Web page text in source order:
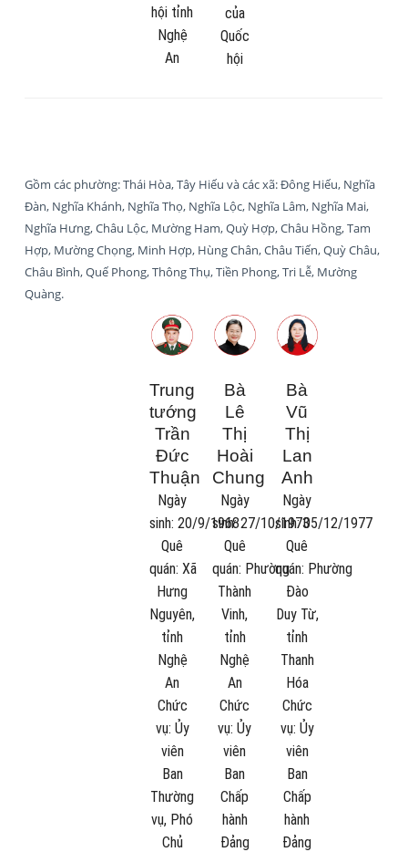
hội tỉnh
Nghệ
An
của
Quốc
hội
Gồm các phường: Thái Hòa, Tây Hiếu và các xã: Đông Hiếu, Nghĩa
Đàn, Nghĩa Khánh, Nghĩa Thọ, Nghĩa Lộc, Nghĩa Lâm, Nghĩa Mai,
Nghĩa Hưng, Châu Lộc, Mường Ham, Quỳ Hợp, Châu Hồng, Tam
Hợp, Mường Chọng, Minh Hợp, Hùng Chân, Châu Tiến, Quỳ Châu,
Châu Bình, Quế Phong, Thông Thụ, Tiền Phong, Tri Lễ, Mường
Quàng.
Trung
tướng
Trần
Đức
Thuận
Ngày
sinh:20/9/1968
Quê
quán:Xã
Hưng
Nguyên,
tỉnh
Nghệ
An
Chức
vụ: Ủy
viên
Ban
Thường
vụ, Phó
Chủ
Bà
Lê
Thị
Hoài
Chung
Ngày
sinh:27/10/1973
Quê
quán: Phường
Thành
Vinh,
tỉnh
Nghệ
An
Chức
vụ:Ủy
viên
Ban
Chấp
hành
Đảng
Bà
Vũ
Thị
Lan
Anh
Ngày
sinh:05/12/1977
Quê
quán: Phường
Đào
Duy Từ,
tỉnh
Thanh
Hóa
Chức
vụ: Ủy
viên
Ban
Chấp
hành
Đảng